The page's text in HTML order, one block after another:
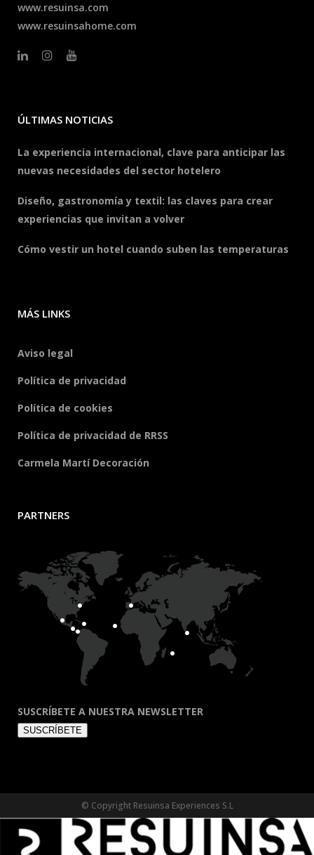
www.resuinsa.com
www.resuinsahome.com
ÚLTIMAS NOTICIAS
La experiencia internacional, clave para anticipar las
nuevas necesidades del sector hotelero
Diseño, gastronomía y textil: las claves para crear
experiencias que invitan a volver
Cómo vestir un hotel cuando suben las temperaturas
MÁS LINKS
Aviso legal
Política de privacidad
Política de cookies
Política de privacidad de RRSS
Carmela Martí Decoración
PARTNERS
SUSCRÍBETE A NUESTRA NEWSLETTER
SUSCRÍBETE
© Copyright Resuinsa Experiences S.L